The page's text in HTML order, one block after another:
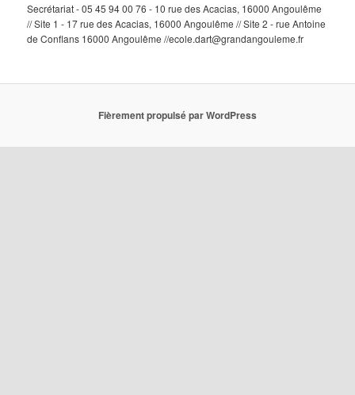
Secrétariat - 05 45 94 00 76 - 10 rue des Acacias, 16000 Angoulême
// Site 1 - 17 rue des Acacias, 16000 Angoulême // Site 2 - rue Antoine
de Conflans 16000 Angoulême //ecole.dart@grandangouleme.fr
Fièrement propulsé par WordPress